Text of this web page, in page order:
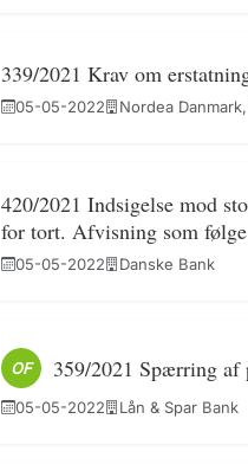
339/2021 Krav om
05-05-2022 Nordea
420/2021 Indsigelse mod
for tort. Afvisning som
05-05-2022 Danske Bank
OF 359/2021 Spærring af
05-05-2022 Lån & Spar Bank